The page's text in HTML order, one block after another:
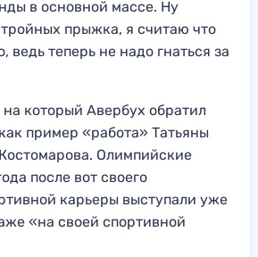
в основной массе. Ну
прыжка, я считаю что
ведь теперь не надо гнаться за
который Авербух обратил
пример «работа» Татьяны
Олимпийские
после вот своего
карьеры выступали уже
«на своей спортивной